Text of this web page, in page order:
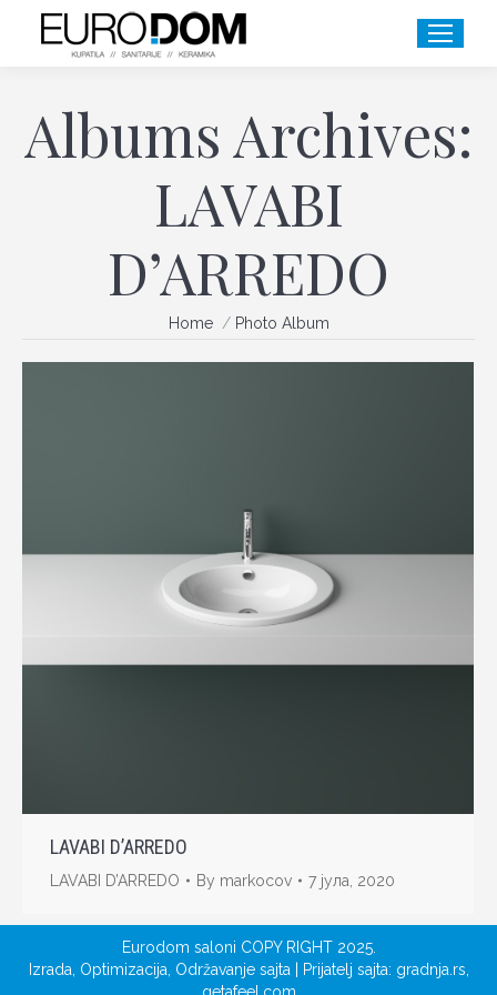
Albums Archives:
LAVABI
D’ARREDO
You are here:
Home Photo Album
LAVABI D’ARREDO
LAVABI D’ARREDO By markocov 7 јула, 2020
Eurodom saloni COPY RIGHT 2025.
Izrada Optimizacija Održavanje sajta | Prijatelj sajta: gradnja.rs